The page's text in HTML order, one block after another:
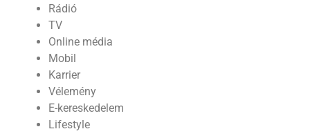
Rádió
TV
Online média
Mobil
Karrier
Vélemény
E-kereskedelem
Lifestyle